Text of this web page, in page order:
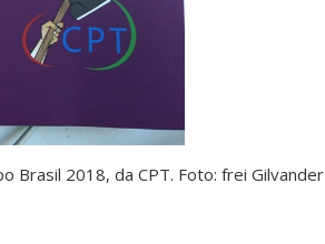
Brasil 2018, da CPT. Foto: frei Gilvander